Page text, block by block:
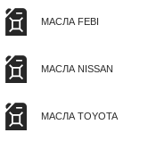
МАСЛА FEBI
МАСЛА NISSAN
МАСЛА TOYOTA